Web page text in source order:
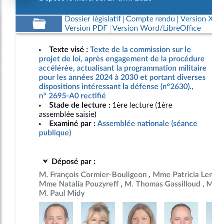
Date de dépôt
18 mai 2026
Dossier législatif Compte rendu Version
Version PDF
Version Word/LibreOffice
Texte visé : Texte de la commission sur le
projet de loi, après engagement de la procédure
accélérée, actualisant la programmation militaire
pour les années 2024 à 2030 et portant diverses
dispositions intéressant la défense (n°2630).,
n° 2695-A0 rectifié
Stade de lecture : 1ère lecture (1ère
assemblée saisie)
Examiné par : Assemblée nationale (séance
publique)
Déposé par :
M. François Cormier-Bouligeon
Mme Patricia
Mme Natalia Pouzyreff
M. Thomas Gassilloud
M. Paul Midy